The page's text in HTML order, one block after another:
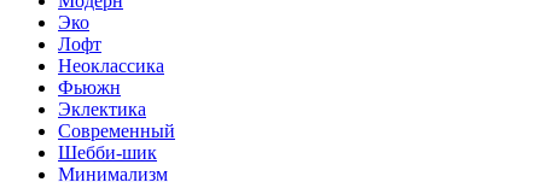
Эко
Лофт
Неоклассика
Фьюжн
Эклектика
Современный
Шебби-шик
Минимализм